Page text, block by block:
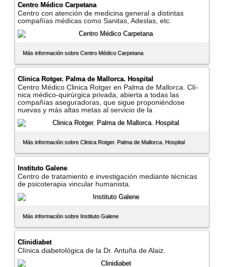
Centro Médico Carpetana
Centro con atención de medicina general a distintas
compañí­as médicas como Sanitas, Adeslas, etc.
Más información sobre Centro Médico Carpetana
Clinica Rotger. Palma de Mallorca. Hospital
Centro Médico Clinica Rotger en Palma de Mallorca. Clí­
nica médico-quirúrgica privada, abierta a todas las
compañí­as aseguradoras, que sigue proponiéndose
nuevas y más altas metas al servicio de la
Más información sobre Clinica Rotger. Palma de Mallorca. Hospital
Instituto Galene
Centro de tratamiento e investigación mediante técnicas
de psicoterapia vincular humanista.
Más información sobre Instituto Galene
Clinidiabet
Clí­nica diabetológica de la Dr. Antuña de Alaiz.